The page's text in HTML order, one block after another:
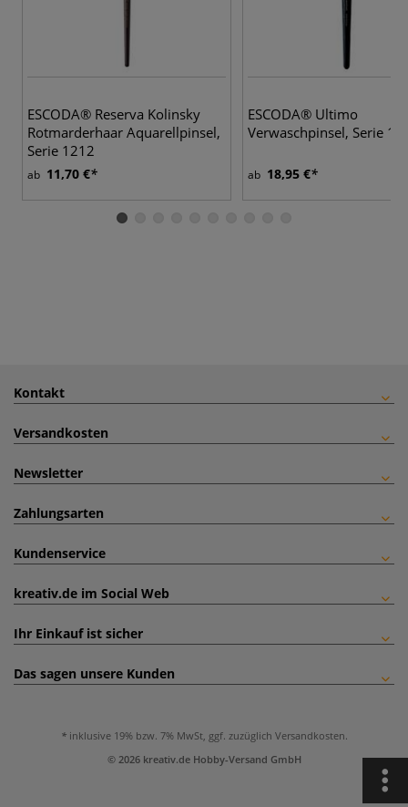
ESCODA® Reserva Kolinsky
Rotmarderhaar Aquarellpinsel,
Serie 1212
ab 11,70 €
ESCODA® Ultimo
Verwaschpinsel, Serie
ab 18,95 €
Kontakt
Versandkosten
Newsletter
Zahlungsarten
Kundenservice
kreativ.de im Social Web
Ihr Einkauf ist sicher
Das sagen unsere Kunden
inklusive 19% bzw. 7% MwSt, ggf. zuzüglich Versandkosten.
© 2026 kreativ.de Hobby-Versand GmbH